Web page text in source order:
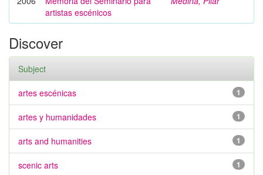
artistas escénicos
Discover
Subject
1
artes escénicas
1
artes y humanidades
1
arts and humanities
1
scenic arts